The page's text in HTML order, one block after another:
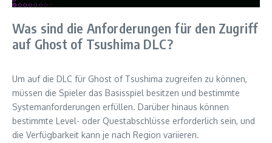
Was sind die Anforderungen für den Zugriff
auf Ghost of Tsushima DLC?
Um auf die DLC für Ghost of Tsushima zugreifen zu können,
müssen die Spieler das Basisspiel besitzen und bestimmte
Systemanforderungen erfüllen. Darüber hinaus können
bestimmte Level- oder Questabschlüsse erforderlich sein, und
die Verfügbarkeit kann je nach Region variieren.